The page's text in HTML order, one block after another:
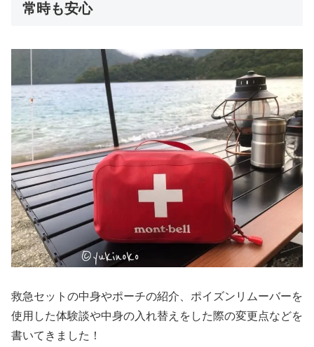
常時も安心
救急セットの中身やポーチの紹介、ポイズンリムーバーを
使用した体験談や中身の入れ替えをした際の変更点などを
書いてきました！